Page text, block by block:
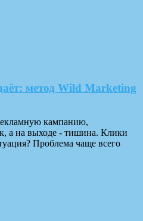
метод Wild Marketing
кампанию,
а на выходе - тишина. Клики
Проблема чаще всего